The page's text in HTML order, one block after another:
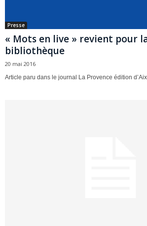
Presse
« Mots en live » revient pour
bibliothèque
20 mai 2016
Article paru dans le journal La Provence édition